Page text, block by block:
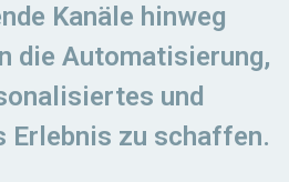
Kanäle hinweg
die Automatisierung,
und
Erlebnis zu schaffen.